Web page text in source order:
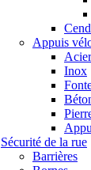
Appuis
Acier
Inox
Sécurité de la rue
Barrières